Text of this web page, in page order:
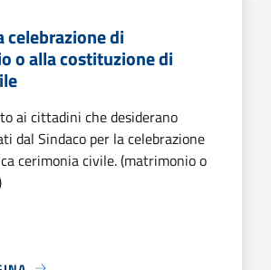
celebrazione di
o alla costituzione di
ai cittadini che desiderano
dal Sindaco per la celebrazione
cerimonia civile. (matrimonio o